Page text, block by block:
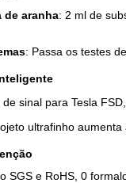
de aranha: 2 ml de
: Passa os testes
sinal para Tesla
ultrafinho aumenta
SGS e RoHS, 0